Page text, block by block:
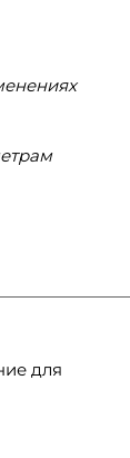
для